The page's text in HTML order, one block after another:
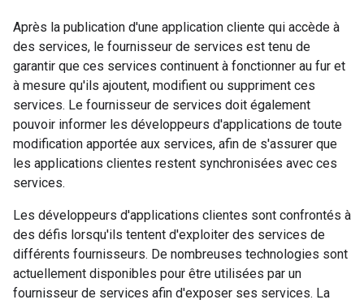
Après la publication d'une application cliente qui accède à
des services, le fournisseur de services est tenu de
garantir que ces services continuent à fonctionner au fur et
à mesure qu'ils ajoutent, modifient ou suppriment ces
services. Le fournisseur de services doit également
pouvoir informer les développeurs d'applications de toute
modification apportée aux services, afin de s'assurer que
les applications clientes restent synchronisées avec ces
services.
Les développeurs d'applications clientes sont confrontés à
des défis lorsqu'ils tentent d'exploiter des services de
différents fournisseurs. De nombreuses technologies sont
actuellement disponibles pour être utilisées par un
fournisseur de services afin d'exposer ses services. La